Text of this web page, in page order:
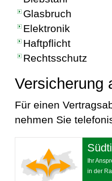
Glasbruch
Elektronik
Haftpflicht
Rechtsschutz
Versicherung
Für einen
nehmen Sie
Ihr
in der